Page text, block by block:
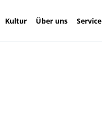
Kultur Über uns Service